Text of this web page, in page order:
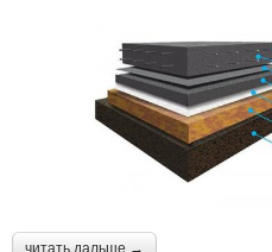
читать дальше →